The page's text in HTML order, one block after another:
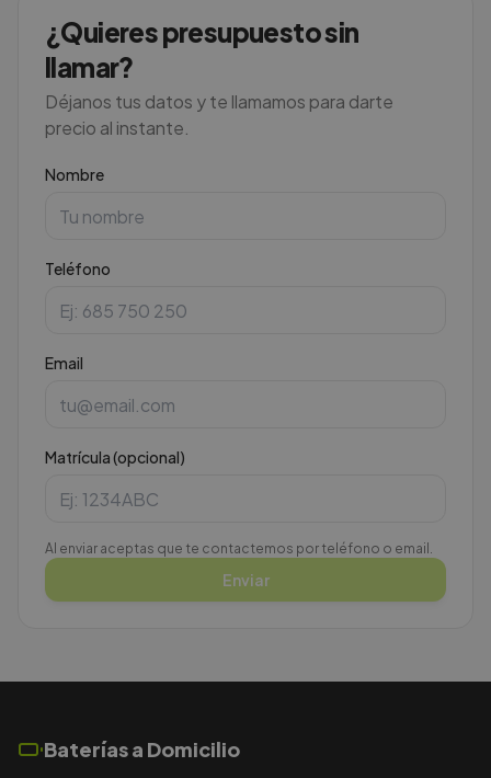
¿Quieres presupuesto sin
llamar?
Déjanos tus datos y te llamamos para darte
precio al instante.
Nombre
Teléfono
Email
Matrícula (opcional)
Al enviar aceptas que te contactemos por teléfono o email.
Enviar
Baterías a Domicilio